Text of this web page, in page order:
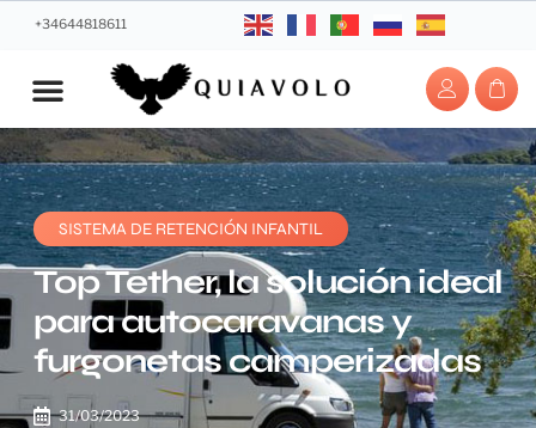
+34644818611
SISTEMA DE RETENCIÓN INFANTIL
Top Tether, la solución ideal
para autocaravanas y
furgonetas camperizadas
31/03/2023